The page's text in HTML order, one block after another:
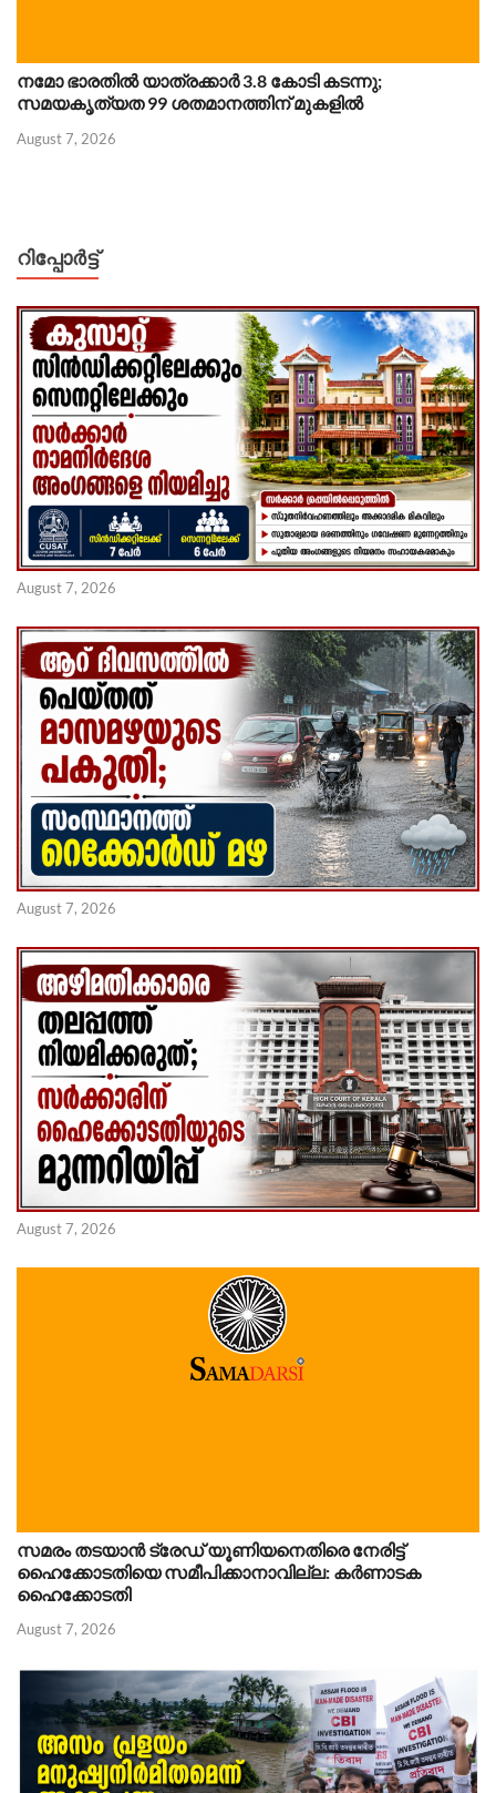
നമോ ഭാരതിൽ യാത്രക്കാർ 3.8 കോടി കടന്നു;
സമയകൃത്യത 99 ശതമാനത്തിന് മുകളിൽ
August 7, 2026
റിപ്പോര്‍ട്ട്
August 7, 2026
August 7, 2026
August 7, 2026
സമരം തടയാൻ ട്രേഡ് യൂണിയനെതിരെ നേരിട്ട്
ഹൈക്കോടതിയെ സമീപിക്കാനാവില്ല: കർണാടക
ഹൈക്കോടതി
August 7, 2026